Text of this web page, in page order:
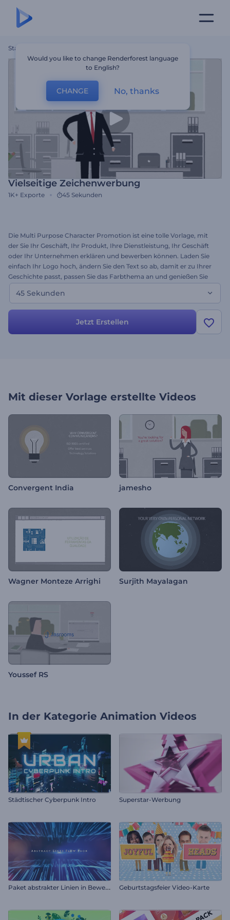
Startseite
Vielseitige Zeichenwerbung
1K+ Exporte 45 Sekunden
Die Multi Purpose Character Promotion ist eine tolle Vorlage, mit
der Sie Ihr Geschäft, Ihr Produkt, Ihre Dienstleistung, Ihr Geschäft
oder Ihr Unternehmen erklären und bewerben können. Laden Sie
einfach Ihr Logo hoch, ändern Sie den Text so ab, damit er zu Ihrer
Geschichte passt, passen Sie das Farbthema an und genießen Sie
Ihren brandneuen Werbefilm! Testen Sie die Vorlage noch heute
und erstellen Sie eine Einleitung oder eine Erklärung über Ihr
45 Sekunden
Jetzt Erstellen
Mit dieser Vorlage erstellte Videos
Convergent India jamesho
Wagner Monteze Arrighi Surjith Mayalagan
Youssef RS
In der Kategorie Animation Videos
Städtischer Cyberpunk Intro Superstar-Werbung
P
aket abstrakter Linien in Bewegung Geburtstagsfeier Video-Karte
Would you like to change Renderforest language
to English?
CHANGE No, thanks